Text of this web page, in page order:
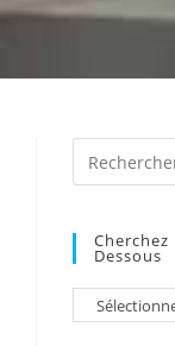
Cherchez
Dessous